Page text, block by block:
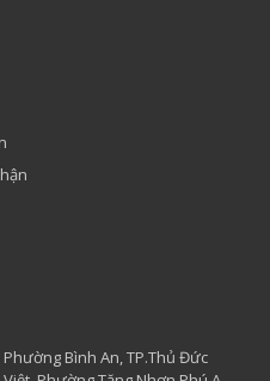
Bình An, TP.Thủ Đức